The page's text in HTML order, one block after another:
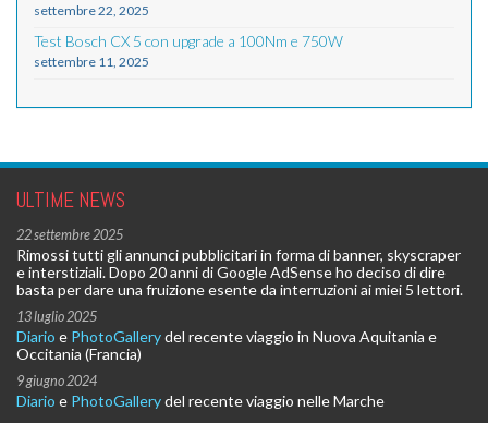
settembre 22, 2025
Test Bosch CX 5 con upgrade a 100Nm e 750W
settembre 11, 2025
ULTIME NEWS
22 settembre 2025
Rimossi tutti gli annunci pubblicitari in forma di banner, skyscraper
e interstiziali. Dopo 20 anni di Google AdSense ho deciso di dire
basta per dare una fruizione esente da interruzioni ai miei 5 lettori.
13 luglio 2025
Diario e PhotoGallerydel recente viaggio in Nuova Aquitania e
Occitania (Francia)
9 giugno 2024
Diario e PhotoGallerydel recente viaggio nelle Marche